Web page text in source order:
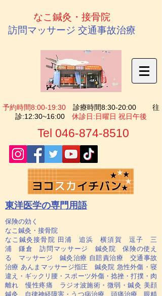
​なこ鍼灸・接骨院
訪問マッサージ 交通事故治療
Tel 046-874-8510
予約時間8:00-19:30 診療時間8:30-20:00 往
診:12:30~16:00 休診日:日曜日 祝日午後
保険の効く
なこ鍼灸・接骨院
なこ鍼灸接骨院 田浦 追浜 横須賀 逗子 三
浦 鎌倉 訪問マッサージ 鍼灸院 保険の使え
る マッサージ 鍼灸治療 自賠責治療 交通事故
治療 あんまマッサージ指圧 鍼灸院 急性外傷・寝
違え・ギックリ腰・スポーツ外傷・捻挫・打撲・肉
離れ 慢性疼痛 ラジオ波施術・微弱・鍼灸 美顔
鍼灸 自律神経障害・うつ病治療 頭痛治療 眼精
東洋医学の専門用語